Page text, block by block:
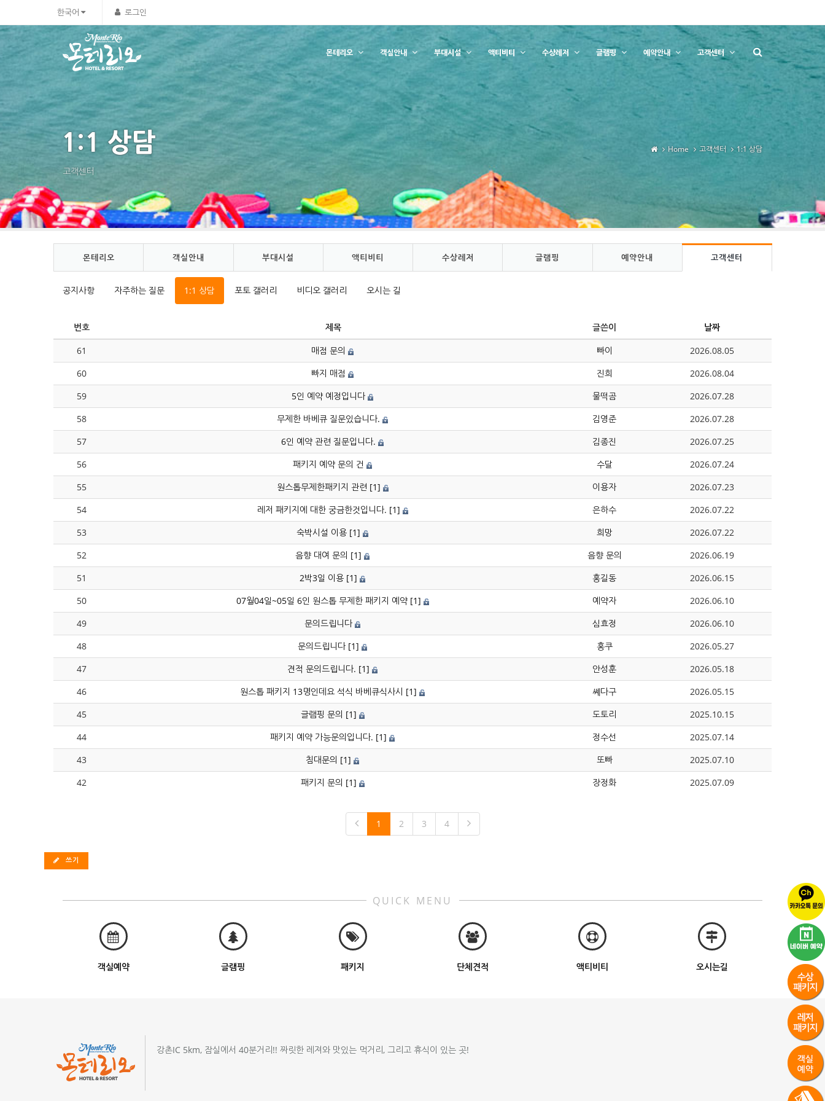
한국어 로그인
몬테리오 객실안내 부대시설 액티비티 수상레저 글램핑 예약안내 고객센터
1:1 상담
고객센터
Home 고객센터 1:1 상담
몬테리오 객실안내 부대시설 액티비티 수상레저 글램핑 예약안내 고객센터
공지사항 자주하는 질문 1:1 상담 포토 갤러리 비디오 갤러리 오시는 길
번호 제목 글쓴이
날짜
61
매점 문의 빠이
2026.08.05
60
빠지 매점 진희
2026.08.04
59
5인 예약 예정입니다 물떡곰
2026.07.28
58
무제한 바베큐 질문있습니다. 김영준
2026.07.28
57
6인 예약 관련 질문입니다. 김종진
2026.07.25
56
패키지 예약 문의 건 수달
2026.07.24
55
원스톱무제한패키지 관련 [1] 이용자
2026.07.23
54
레저 패키지에 대한 궁금한것입니다. [1] 은하수
2026.07.22
53
숙박시설 이용 [1] 희망
2026.07.22
52
음향 대여 문의 [1] 음향 문의
2026.06.19
51
2박3일 이용 [1] 홍길동
2026.06.15
50
07월04일~05일 6인 원스톱 무제한 패키지 예약 [1] 예약자
2026.06.10
49
문의드립니다 심효정
2026.06.10
48
문의드립니다 [1] 홍쿠
2026.05.27
47
견적 문의드립니다. [1] 안성훈
2026.05.18
46
원스톱 패키지 13명인데요 석식 바베큐식사시 [1] 쎼다구
2026.05.15
45
글램핑 문의 [1] 도토리
2025.10.15
44
패키지 예약 가능문의입니다. [1] 정수선
2025.07.14
43
침대문의 [1] 또빠
2025.07.10
42
패키지 문의 [1] 장정화 2025.07.09
1 2 3 4
쓰기
QUICK MENU
객실예약 글램핑 패키지 단체견적 액티비티 오시는길
강촌IC 5km, 잠실에서 40분거리!! 짜릿한 레져와 맛있는 먹거리, 그리고 휴식이 있는 곳!